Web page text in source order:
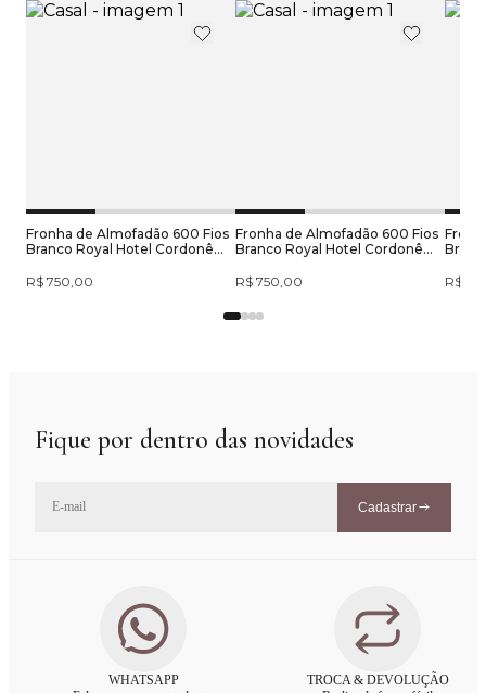
Fronha de Almofadão 600 Fios
Branco Royal Hotel Cordonê
R$ 750,00
Fronha de Almofadão 600 Fios
Branco Royal Hotel Cordonê
R$ 750,00
R$
Fique por dentro das novidades
Cadastrar
WHATSAPP
TROCA & DEVOLUÇÃO